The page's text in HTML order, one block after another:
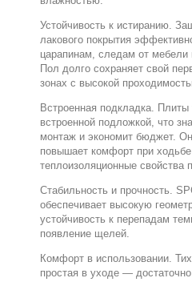
Устойчивость к истиранию.
лакового покрытия
царапинам, следам от
Пол долго сохраняет свой
зонах с высокой
Встроенная подкладка.
встроенной подложкой, что
монтаж и экономит бюджет.
повышает комфорт при
теплоизоляционные свойства
Стабильность и прочность.
обеспечивает высокую
устойчивость к перепадам
появление щелей.
Комфорт в использовании.
простая в уходе —